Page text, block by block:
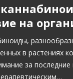
на
в растениях
за